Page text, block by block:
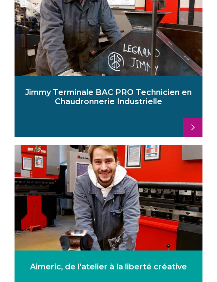
Jimmy Terminale BAC PRO Technicien en
Chaudronnerie Industrielle
Aimeric, de l'atelier à la liberté créative